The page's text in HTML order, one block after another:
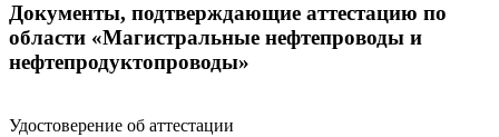
Документы, подтверждающие аттестацию по
области «Магистральные нефтепроводы и
нефтепродуктопроводы»
Удостоверение об аттестации